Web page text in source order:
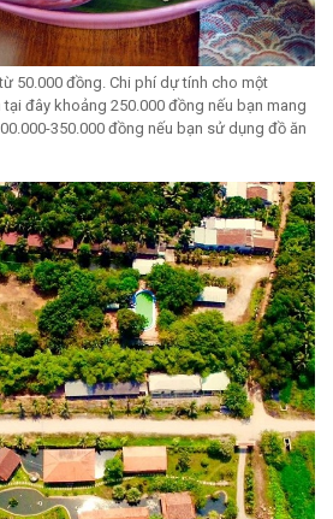
50.000 đồng. Chi phí dự tính cho một
đây khoảng 250.000 đồng nếu bạn mang
350.000 đồng nếu bạn sử dụng đồ ăn